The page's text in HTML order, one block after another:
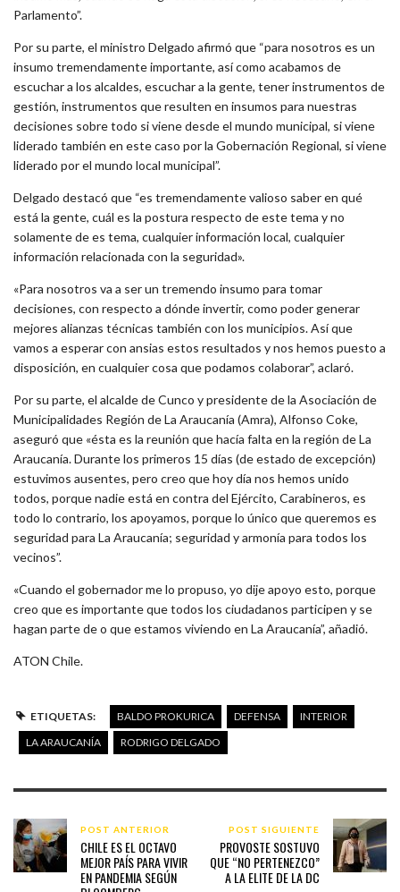
Parlamento”.
Por su parte, el ministro Delgado afirmó que “para nosotros es un
insumo tremendamente importante, así como acabamos de
escuchar a los alcaldes, escuchar a la gente, tener instrumentos de
gestión, instrumentos que resulten en insumos para nuestras
decisiones sobre todo si viene desde el mundo municipal, si viene
liderado también en este caso por la Gobernación Regional, si viene
liderado por el mundo local municipal”.
Delgado destacó que “es tremendamente valioso saber en qué
está la gente, cuál es la postura respecto de este tema y no
solamente de es tema, cualquier información local, cualquier
información relacionada con la seguridad».
«Para nosotros va a ser un tremendo insumo para tomar
decisiones, con respecto a dónde invertir, como poder generar
mejores alianzas técnicas también con los municipios. Así que
vamos a esperar con ansias estos resultados y nos hemos puesto a
disposición, en cualquier cosa que podamos colaborar”, aclaró.
Por su parte, el alcalde de Cunco y presidente de la Asociación de
Municipalidades Región de La Araucanía (Amra), Alfonso Coke,
aseguró que «ésta es la reunión que hacía falta en la región de La
Araucanía. Durante los primeros 15 días (de estado de excepción)
estuvimos ausentes, pero creo que hoy día nos hemos unido
todos, porque nadie está en contra del Ejército, Carabineros, es
todo lo contrario, los apoyamos, porque lo único que queremos es
seguridad para La Araucanía; seguridad y armonía para todos los
vecinos”.
«Cuando el gobernador me lo propuso, yo dije apoyo esto, porque
creo que es importante que todos los ciudadanos participen y se
hagan parte de o que estamos viviendo en La Araucanía”, añadió.
ATON Chile.
ETIQUETAS: BALDO PROKURICA DEFENSA
INTERIOR
LA ARAUCANÍA
RODRIGO DELGADO
POST ANTERIOR
CHILE ES EL OCTAVO
MEJOR PAÍS PARA VIVIR
EN PANDEMIA SEGÚN
POST SIGUIENTE
PROVOSTE SOSTUVO
QUE “NO PERTENEZCO”
A LA ELITE DE LA DC